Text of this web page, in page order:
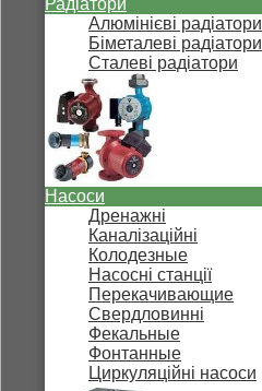
Радіатори
Алюмінієві радіатори
Біметалеві радіатори
Сталеві радіатори
Насоси
Дренажні
Каналізаційні
Колодезные
Насосні станції
Перекачивающие
Свердловинні
Фекальные
Фонтанные
Циркуляційні насоси